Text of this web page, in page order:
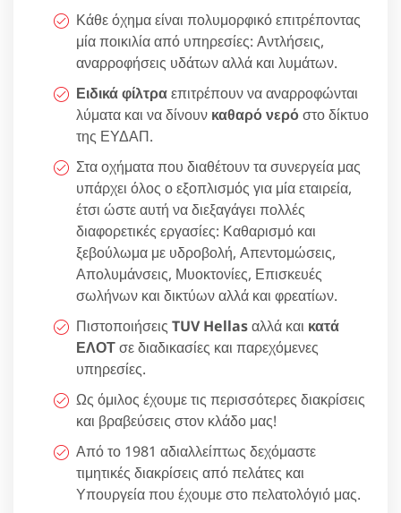
Κάθε όχημα είναι πολυμορφικό επιτρέποντας
μία ποικιλία από υπηρεσίες: Αντλήσεις,
αναρροφήσεις υδάτων αλλά και λυμάτων.
Ειδικά φίλτραεπιτρέπουν να αναρροφώνται
λύματα και να δίνουν καθαρό νερόστο δίκτυο
της ΕΥΔΑΠ.
Στα οχήματα που διαθέτουν τα συνεργεία μας
υπάρχει όλος ο εξοπλισμός για μία εταιρεία,
έτσι ώστε αυτή να διεξαγάγει πολλές
διαφορετικές εργασίες: Καθαρισμό και
ξεβούλωμα με υδροβολή, Απεντομώσεις,
Απολυμάνσεις, Μυοκτονίες, Επισκευές
σωλήνων και δικτύων αλλά και φρεατίων.
Πιστοποιήσεις TUV Hellasαλλά και κατά
ΕΛΟΤσε διαδικασίες και παρεχόμενες
υπηρεσίες.
Ως όμιλος έχουμε τις περισσότερες διακρίσεις
και βραβεύσεις στον κλάδο μας!
Από το 1981 αδιαλλείπτως δεχόμαστε
τιμητικές διακρίσεις από πελάτες και
Υπουργεία που έχουμε στο πελατολόγιό μας.